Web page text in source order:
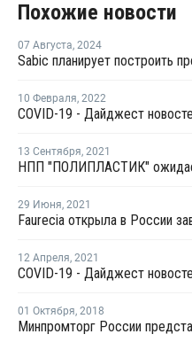
Похожие новости
07 Августа, 2024
10 Февраля, 2022
COVID-19 - Дайджест
13 Сентября, 2021
29 Июня, 2021
12 Апреля, 2021
COVID-19 - Дайджест
01 Октября, 2018